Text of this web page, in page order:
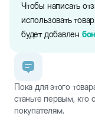
Чтобы написать
использовать
будет добавлен
Пока для этого
станьте первым,
покупателям.